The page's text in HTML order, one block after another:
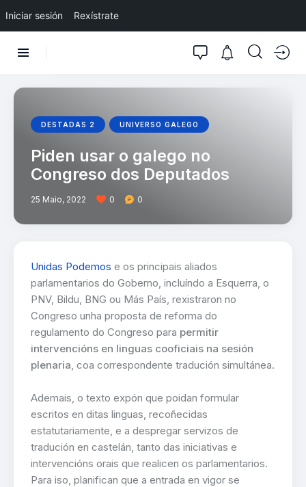
Iniciar sesión Rexístrate
DESTADAS 2 UNIVERSO GALEGO
Piden usar o galego no
Congreso dos Deputados
25 Maio, 2022 0 0
Unidas Podemos e os principais aliados
parlamentarios do Goberno, incluíndo a Esquerra, o
PNV, Bildu, BNG ou Más País, rexistraron no
Congreso unha proposta de reforma do
regulamento do Congreso para permitir
intervencións en linguas cooficiais na sesión
plenaria , coa correspondente tradución simultánea.
Ademais, o texto expón que poidan formular
escritos en ditas linguas, recoñecidas
estatutariamente, e a despregar servizos de
tradución en castelán, tanto das iniciativas e
intervencións orais que realicen os parlamentarios.
Para iso, planifican que a entrada en vigor se